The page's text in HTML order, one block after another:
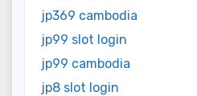
jp369 cambodia
jp99 slot login
jp99 cambodia
jp8 slot login